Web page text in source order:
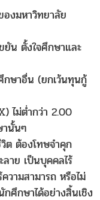
องมหาวิทยาลัย
ยัน ตั้งใจศึกษาและ
กษาอื่น (ยกเว้นทุนกู้
ไม่ต่ำกว่า 2.00
นั้นๆ
ต ต้องโทษจำคุก
าย เป็นบุคคลไร้
วามสามารถ หรือไม่
กศึกษาได้อย่างสิ้นเชิง